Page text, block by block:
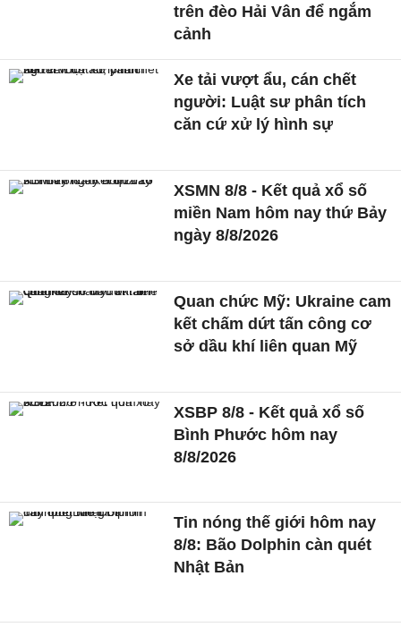
trên đèo Hải Vân để ngắm
cảnh
Xe tải vượt ẩu, cán chết
người: Luật sư phân tích
căn cứ xử lý hình sự
XSMN 8/8 - Kết quả xổ số
miền Nam hôm nay thứ Bảy
ngày 8/8/2026
Quan chức Mỹ: Ukraine cam
kết chấm dứt tấn công cơ
sở dầu khí liên quan Mỹ
XSBP 8/8 - Kết quả xổ số
Bình Phước hôm nay
8/8/2026
Tin nóng thế giới hôm nay
8/8: Bão Dolphin càn quét
Nhật Bản